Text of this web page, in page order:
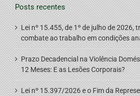
Posts recentes
Lei nº 15.455, de 1º de julho de 2026,
combate ao trabalho em condições
Prazo Decadencial na Violência
12 Meses: E as Lesões Corporais?
Lei nº 15.397/2026 e o Fim da